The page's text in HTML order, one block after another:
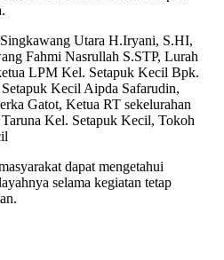
Utara H.Iryani, S.HI,
Fahmi Nasrullah S.STP, Lurah
LPM Kel. Setapuk Kecil Bpk.
Kecil Aipda Safarudin,
Gatot, Ketua RT sekelurahan
Kel. Setapuk Kecil, Tokoh
dapat mengetahui
selama kegiatan tetap